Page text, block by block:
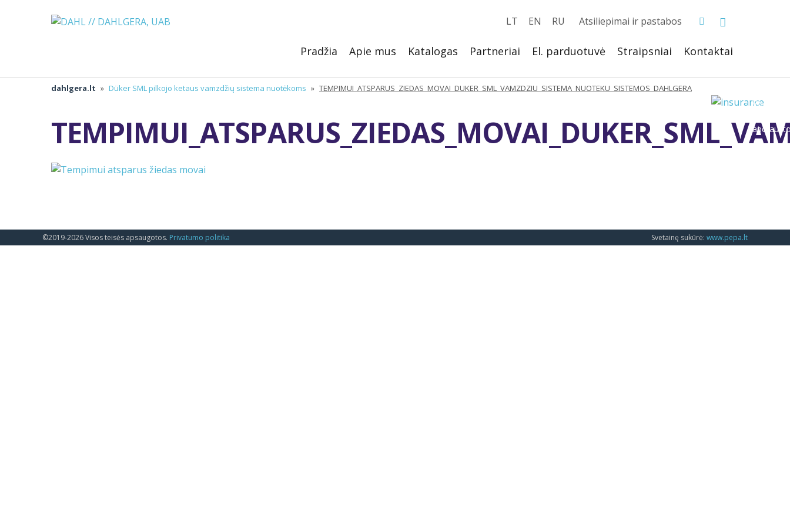
Atsiliepimai ir pastabos
LT EN RU
Pradžia Apie mus Katalogas Partneriai El. parduotuvė Straipsniai Kontaktai
dahlgera.lt » Düker SML pilkojo ketaus vamzdžių sistema nuotėkoms » TEMPIMUI_ATSPARUS_ZIEDAS_MOVAI_DUKER_SML_VAMZDZIU_SISTEMA_NUOTEKU_SISTEMOS_DAHLGERA
©2019-2026 Visos teisės apsaugotos. Privatumo politika Svetainę sukūrė: www.pepa.lt